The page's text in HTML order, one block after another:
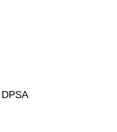
پرشر سوئیچ دیجیتال مدل DPSA